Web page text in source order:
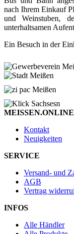
nach Ihrem Einkauf
und Weinstuben,
unterhaltsamen
Ein Besuch in der
MEISSEN.ONLINE
Kontakt
Neuigkeiten
SERVICE
Versand- und
AGB
Vertrag
INFOS
Alle Händler